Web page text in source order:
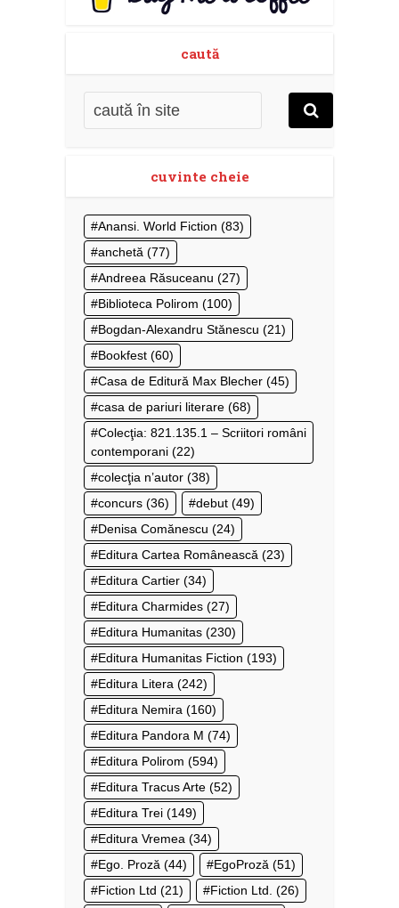
caută
cuvinte cheie
Anansi. World Fiction (83)
anchetă (77)
Andreea Răsuceanu (27)
Biblioteca Polirom (100)
Bogdan-Alexandru Stănescu (21)
Bookfest (60)
Casa de Editură Max Blecher (45)
casa de pariuri literare (68)
Colecţia: 821.135.1 – Scriitori români
contemporani (22)
colecţia n’autor (38)
concurs (36) debut (49)
Denisa Comănescu (24)
Editura Cartea Românească (23)
Editura Cartier (34)
Editura Charmides (27)
Editura Humanitas (230)
Editura Humanitas Fiction (193)
Editura Litera (242)
Editura Nemira (160)
Editura Pandora M (74)
Editura Polirom (594)
Editura Tracus Arte (52)
Editura Trei (149)
Editura Vremea (34)
Ego. Proză (44) EgoProză (51)
Fiction Ltd (21) Fiction Ltd. (26)